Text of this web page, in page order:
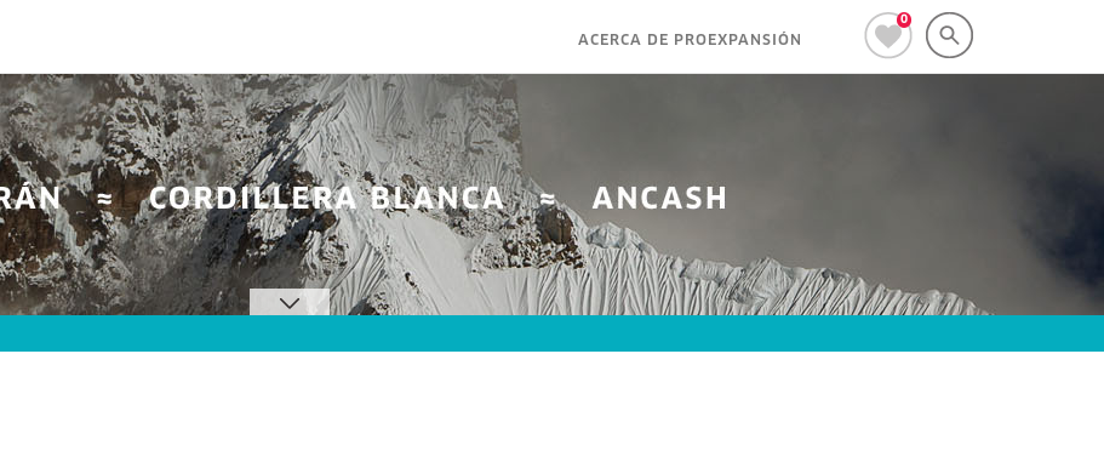
0
ACERCA DE PROEXPANSIÓN